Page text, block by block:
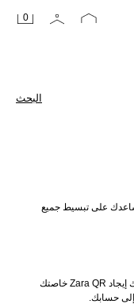
0
البحث
إلى حسابك.